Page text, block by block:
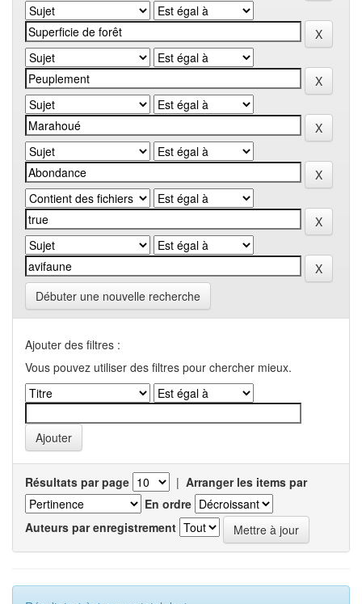
Débuter une nouvelle recherche
Ajouter des filtres :
Vous pouvez utiliser des filtres pour chercher mieux.
Résultats par page | Arranger les items par
En ordre
Auteurs par enregistrement